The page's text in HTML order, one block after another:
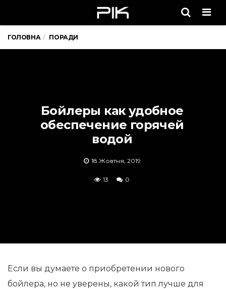
ГОЛОВНА ПОРАДИ
Бойлеры как удобное
обеспечение горячей
водой
18 Жовтня, 2019
13 0
Если вы думаете о приобретении нового
бойлера, но не уверены, какой тип лучше для